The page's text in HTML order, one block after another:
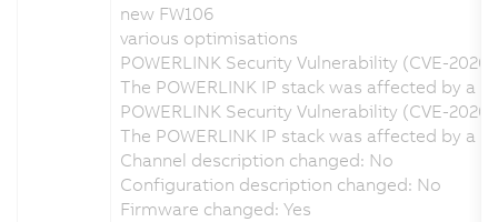
new FW106
various optimisations
POWERLINK Security Vulnerability (CVE-
The POWERLINK IP stack was affected by a
POWERLINK Security Vulnerability (CVE-2020-
The POWERLINK IP stack was affected by
Channel description changed: No
Configuration description changed: No
Firmware changed: Yes